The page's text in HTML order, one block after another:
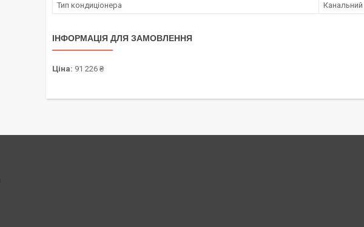
Тип кондиціонера
Канальний
ІНФОРМАЦІЯ ДЛЯ ЗАМОВЛЕННЯ
Ціна: 91 226 ₴